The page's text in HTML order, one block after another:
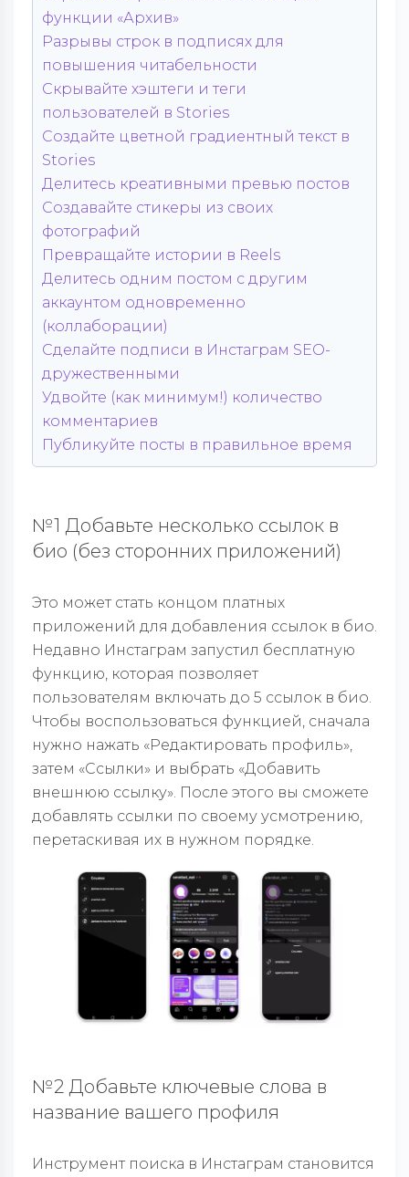
функции «Архив»
Разрывы строк в подписях для
повышения читабельности
Скрывайте хэштеги и теги
пользователей в Stories
Создайте цветной градиентный текст в
Stories
Делитесь креативными превью постов
Создавайте стикеры из своих
фотографий
Превращайте истории в Reels
Делитесь одним постом с другим
аккаунтом одновременно
(коллаборации)
Сделайте подписи в Инстаграм SEO-
дружественными
Удвойте (как минимум!) количество
комментариев
Публикуйте посты в правильное время
№1 Добавьте несколько ссылок в
био (без сторонних приложений)
Это может стать концом платных
приложений для добавления ссылок в био.
Недавно Инстаграм запустил бесплатную
функцию, которая позволяет
пользователям включать до 5 ссылок в био.
Чтобы воспользоваться функцией, сначала
нужно нажать «Редактировать профиль»,
затем «Ссылки» и выбрать «Добавить
внешнюю ссылку». После этого вы сможете
добавлять ссылки по своему усмотрению,
перетаскивая их в нужном порядке.
№2 Добавьте ключевые слова в
название вашего профиля
Инструмент поиска в Инстаграм становится